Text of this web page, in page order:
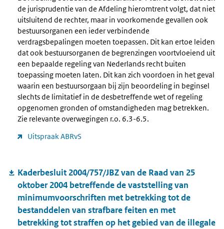
de jurisprudentie van de Afdeling hieromtrent volgt, dat niet
uitsluitend de rechter, maar in voorkomende gevallen ook
bestuursorganen een ieder verbindende
verdragsbepalingen moeten toepassen. Dit kan ertoe leiden
dat ook bestuursorganen de begrenzingen voortvloeiend uit
een bepaalde regeling van Nederlands recht buiten
toepassing moeten laten. Dit kan zich voordoen in het geval
waarin een bestuursorgaan bij zijn beoordeling in beginsel
slechts de limitatief in de desbetreffende wet of regeling
opgenomen gronden of omstandigheden mag betrekken.
Zie relevante overwegingen r.o. 6.3-6.5.
Uitspraak ABRvS
Kaderbesluit 2004/757/JBZ van de Raad van 25
oktober 2004 betreffende de vaststelling van
minimumvoorschriften met betrekking tot de
bestanddelen van strafbare feiten en met
betrekking tot straffen op het gebied van de illegale